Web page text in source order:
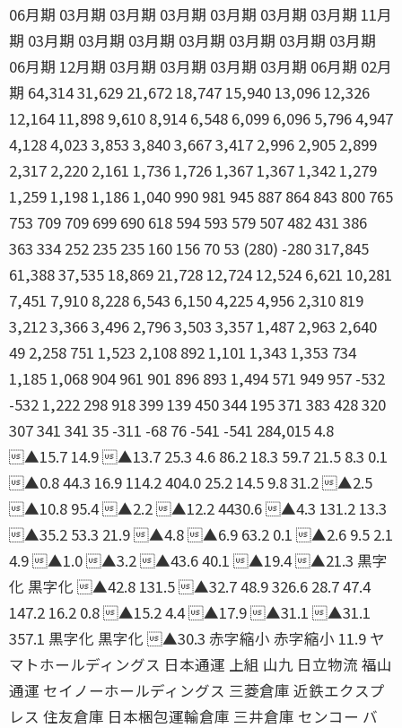
06月期 03月期 03月期 03月期 03月期 03月期 03月期 11月
期 03月期 03月期 03月期 03月期 03月期 03月期 03月期
06月期 12月期 03月期 03月期 03月期 03月期 06月期 02月
期 64,314 31,629 21,672 18,747 15,940 13,096 12,326
12,164 11,898 9,610 8,914 6,548 6,099 6,096 5,796 4,947
4,128 4,023 3,853 3,840 3,667 3,417 2,996 2,905 2,899
2,317 2,220 2,161 1,736 1,726 1,367 1,367 1,342 1,279
1,259 1,198 1,186 1,040 990 981 945 887 864 843 800 765
753 709 709 699 690 618 594 593 579 507 482 431 386
363 334 252 235 235 160 156 70 53 (280) -280 317,845
61,388 37,535 18,869 21,728 12,724 12,524 6,621 10,281
7,451 7,910 8,228 6,543 6,150 4,225 4,956 2,310 819
3,212 3,366 3,496 2,796 3,503 3,357 1,487 2,963 2,640
49 2,258 751 1,523 2,108 892 1,101 1,343 1,353 734
1,185 1,068 904 961 901 896 893 1,494 571 949 957 -532
-532 1,222 298 918 399 139 450 344 195 371 383 428 320
307 341 341 35 -311 -68 76 -541 -541 284,015 4.8
▲15.7 14.9 ▲13.7 25.3 4.6 86.2 18.3 59.7 21.5 8.3 0.1
▲0.8 44.3 16.9 114.2 404.0 25.2 14.5 9.8 31.2 ▲2.5
▲10.8 95.4 ▲2.2 ▲12.2 4430.6 ▲4.3 131.2 13.3
▲35.2 53.3 21.9 ▲4.8 ▲6.9 63.2 0.1 ▲2.6 9.5 2.1
4.9 ▲1.0 ▲3.2 ▲43.6 40.1 ▲19.4 ▲21.3 黒字
化 黒字化 ▲42.8 131.5 ▲32.7 48.9 326.6 28.7 47.4
147.2 16.2 0.8 ▲15.2 4.4 ▲17.9 ▲31.1 ▲31.1
357.1 黒字化 黒字化 ▲30.3 赤字縮小 赤字縮小 11.9 ヤ
マトホールディングス 日本通運 上組 山九 日立物流 福山
通運 セイノーホールディングス 三菱倉庫 近鉄エクスプ
レス 住友倉庫 日本梱包運輸倉庫 三井倉庫 センコー バ